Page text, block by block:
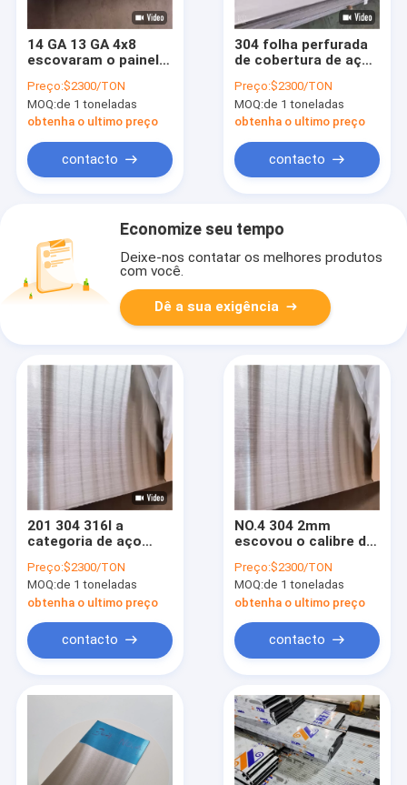
14 GA 13 GA 4x8
escovaram o painel
que da chapa
metálica 202 316 Ss
chapeiam laminado a
Preço:$2300/TON
MOQ:de 1 toneladas
obtenha o ultimo preço
contacto
304 folha perfurada
de cobertura de aço
categoria de 0,9
milímetros Ss 304
completa duramente
Preço:$2300/TON
MOQ:de 1 toneladas
obtenha o ultimo preço
contacto
Economize seu tempo
Deixe-nos contatar os melhores produtos
com você.
Dê a sua exigência
201 304 316l a
categoria de aço
da placa do Sus 316
escovou o painel de
aço inoxidável #4
Preço:$2300/TON
MOQ:de 1 toneladas
obtenha o ultimo preço
contacto
NO.4 304 2mm
escovou o calibre de
12 x 5 da folha 20
Preço:$2300/TON
MOQ:de 1 toneladas
obtenha o ultimo preço
contacto